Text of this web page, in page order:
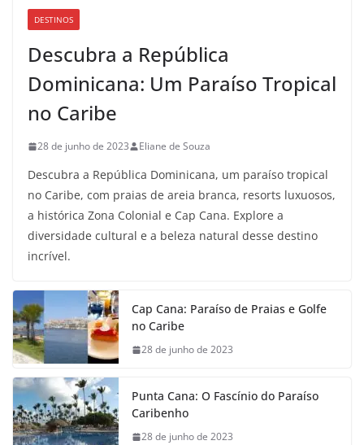
DESTINOS
Descubra a República
Dominicana: Um Paraíso Tropical
no Caribe
28 de junho de 2023 Eliane de Souza
Descubra a República Dominicana, um paraíso tropical
no Caribe, com praias de areia branca, resorts luxuosos,
a histórica Zona Colonial e Cap Cana. Explore a
diversidade cultural e a beleza natural desse destino
incrível.
Cap Cana: Paraíso de Praias e Golfe
no Caribe
28 de junho de 2023
Punta Cana: O Fascínio do Paraíso
Caribenho
28 de junho de 2023